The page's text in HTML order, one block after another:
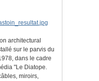
architectural
sur le parvis du
dans le cadre
"Le Diatope.
miroirs,